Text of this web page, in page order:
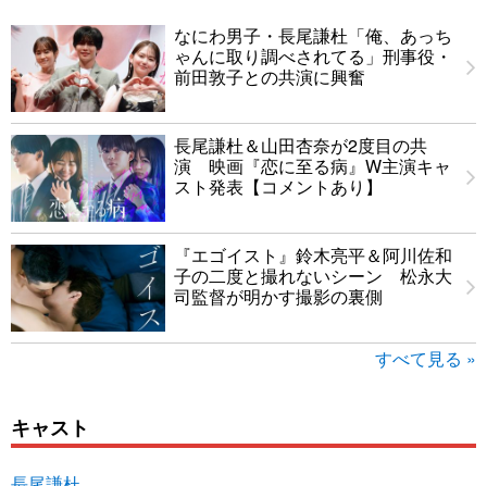
なにわ男子・長尾謙杜「俺、あっち
ゃんに取り調べされてる」刑事役・
前田敦子との共演に興奮
長尾謙杜＆山田杏奈が2度目の共
演 映画『恋に至る病』W主演キャ
スト発表【コメントあり】
『エゴイスト』鈴木亮平＆阿川佐和
子の二度と撮れないシーン 松永大
司監督が明かす撮影の裏側
すべて見る »
キャスト